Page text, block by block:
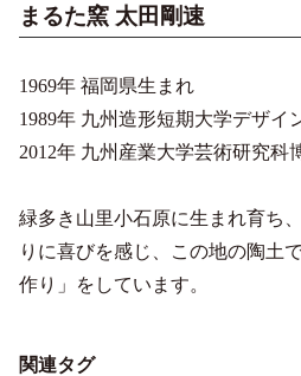
まるた窯 太田剛速
1969年 福岡県生まれ
1989年 九州造形短期大学デザイ
2012年 九州産業大学芸術研究科
緑多き山里小石原に生まれ育ち
りに喜びを感じ、この地の陶土
作り」をしています。
関連タグ